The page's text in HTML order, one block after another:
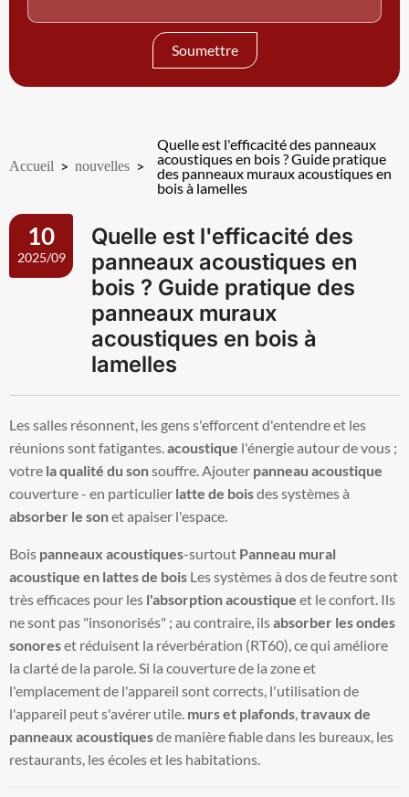
Soumettre
Accueil > nouvelles >
Quelle est l'efficacité des panneaux
acoustiques en bois ? Guide pratique
des panneaux muraux acoustiques en
bois à lamelles
10
2025/09
Quelle est l'efficacité des
panneaux acoustiques en
bois ? Guide pratique des
panneaux muraux
acoustiques en bois à
lamelles
Les salles résonnent, les gens s'efforcent d'entendre et les
réunions sont fatigantes.acoustique l'énergie autour de vous ;
votre la qualité du sonsouffre. Ajouter panneau acoustique
couverture - en particulier latte de boisdes systèmes à
absorber le sonet apaiser l'espace.
Bois panneaux acoustiques-surtout Panneau mural
acoustique en lattes de bois Les systèmes à dos de feutre sont
très efficaces pour les l'absorption acoustique et le confort. Ils
ne sont pas "insonorisés" ; au contraire, ilsabsorber les ondes
sonoreset réduisent la réverbération (RT60), ce qui améliore
la clarté de la parole. Si la couverture de la zone et
l'emplacement de l'appareil sont corrects, l'utilisation de
l'appareil peut s'avérer utile. murs et plafonds,travaux de
panneaux acoustiquesde manière fiable dans les bureaux, les
restaurants, les écoles et les habitations.